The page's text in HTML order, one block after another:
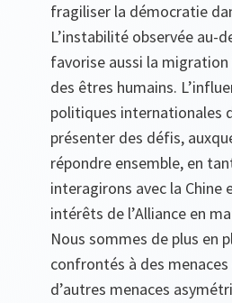
fragiliser la démocratie
L’instabilité observée au-
favorise aussi la
des êtres humains.
politiques internationales
présenter des défis,
répondre ensemble, en
interagirons avec la Chine
intérêts de l’Alliance en
Nous sommes de plus en
confrontés à des
d’autres menaces